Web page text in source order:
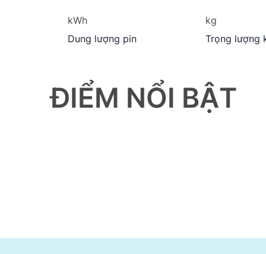
kWh
Dung lượng pin
kg
Trọng lượng
ĐIỂM NỔI BẬT